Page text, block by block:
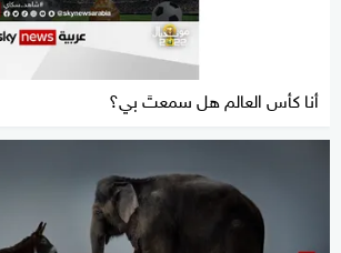
أنا كأس العالم هل سمعتَ بي؟